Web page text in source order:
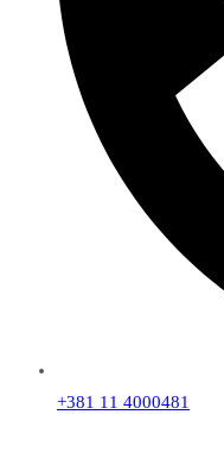
+381 11 4000481